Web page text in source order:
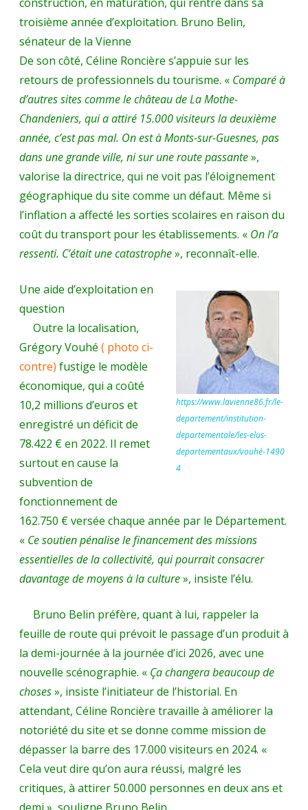
troisième année d’exploitation. Bruno Belin,
sénateur de la Vienne
De son côté, Céline Roncière s’appuie sur les
retours de professionnels du tourisme. « Comparé à
d’autres sites comme le château de La Mothe-
Chandeniers, qui a attiré 15.000 visiteurs la deuxième
année, c’est pas mal. On est à Monts-sur-Guesnes, pas
dans une grande ville, ni sur une route passante»,
valorise la directrice, qui ne voit pas l’éloignement
géographique du site comme un défaut. Même si
l’inflation a affecté les sorties scolaires en raison du
coût du transport pour les établissements. « On l’a
ressenti. C’était une catastrophe», reconnaît-elle.
https://www.lavienne86.fr/le-
departement/institution-
departementale/les-elus-
departementaux/vouhé-1490
4
Une aide d’exploitation en
question
Outre la localisation,
Grégory Vouhé ( photo ci-
contre) fustige le modèle
économique, qui a coûté
10,2 millions d’euros et
enregistré un déficit de
78.422 € en 2022. Il remet
surtout en cause la
subvention de
fonctionnement de
162.750 € versée chaque année par le Département.
« Ce soutienpénalise le financement des missions
essentielles de la collectivité, qui pourrait consacrer
davantage de moyens à la culture», insiste l’élu.
Bruno Belin préfère, quant à lui, rappeler la
feuille de route qui prévoit le passage d’un produit à
la demi-journée à la journée d’ici 2026, avec une
nouvelle scénographie. « Ça changera beaucoup de
choses», insiste l’initiateur de l’historial. En
attendant, Céline Roncière travaille à améliorer la
notoriété du site et se donne comme mission de
dépasser la barre des 17.000 visiteurs en 2024. «
Cela veut dire qu’on aura réussi, malgré les
critiques, à attirer 50.000 personnes en deux ans et